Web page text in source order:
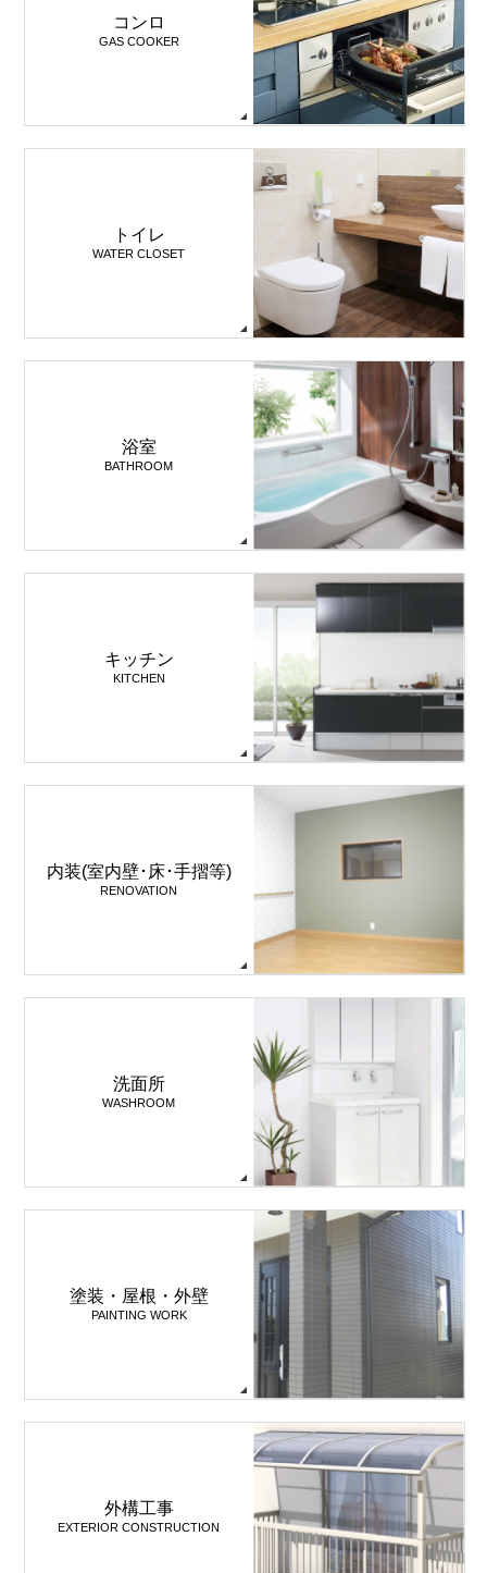
コンロ
GAS COOKER
トイレ
WATER CLOSET
浴室
BATHROOM
キッチン
KITCHEN
内装(室内壁･床･手摺等)
RENOVATION
洗面所
WASHROOM
塗装・屋根・外壁
PAINTING WORK
外構工事
EXTERIOR CONSTRUCTION